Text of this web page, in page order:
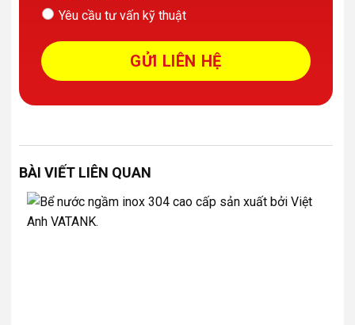
Yêu cầu tư vấn kỹ thuật
BÀI VIẾT LIÊN QUAN